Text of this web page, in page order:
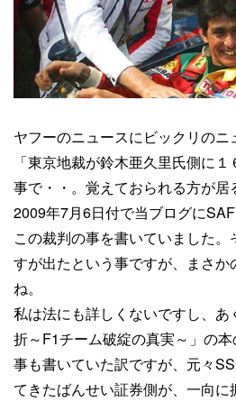
ヤフーのニュースにビックリのニ
「東京地裁が鈴木亜久里氏側に
事で・・。覚えておられる方が居
2009年7月6日付で当ブログに
この裁判の事を書いていました
すが出たという事ですが、まさ
ね。
私は法にも詳しくないですし、
折～F1チーム破綻の真実～」の
事も書いていた訳ですが、元々
てきたばんせい証券側が、一向に